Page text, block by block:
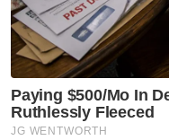
Global
Mahkamah